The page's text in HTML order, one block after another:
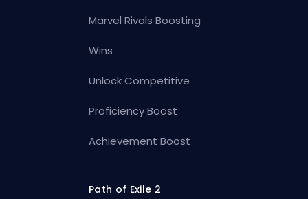
Marvel Rivals Boosting
Wins
Unlock Competitive
Proficiency Boost
Achievement Boost
Path of Exile 2